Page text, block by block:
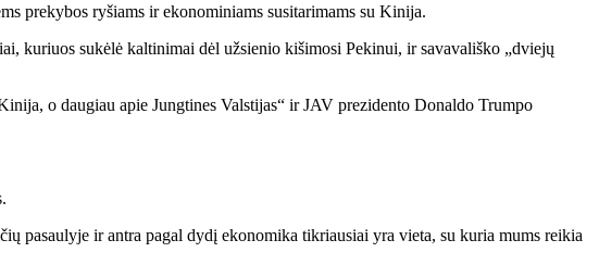
prekybos ryšiams ir ekonominiams susitarimams su Kinija.
kuriuos sukėlė kaltinimai dėl užsienio kišimosi Pekinui, ir savavališko „dviejų
o daugiau apie Jungtines Valstijas“ ir JAV prezidento Donaldo Trumpo
pasaulyje ir antra pagal dydį ekonomika tikriausiai yra vieta, su kuria mums reikia